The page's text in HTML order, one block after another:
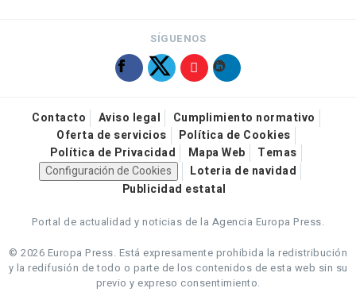
SÍGUENOS
Contacto Aviso legal
Cumplimiento normativo
Oferta de servicios
Política de Cookies
Política de Privacidad
Mapa Web
Temas
Configuración de Cookies
Loteria de navidad
Publicidad estatal
Portal de actualidad y noticias de la Agencia Europa Press.
© 2026 Europa Press. Está expresamente prohibida la redistribución
y la redifusión de todo o parte de los contenidos de esta web sin su
previo y expreso consentimiento.